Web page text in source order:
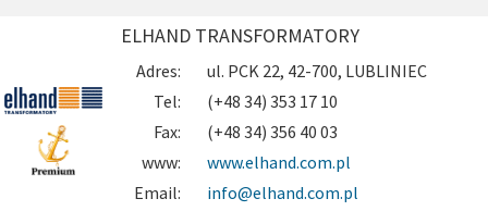
ELHAND TRANSFORMATORY
Adres:
ul. PCK 22, 42-700, LUBLINIEC
Tel:
(+48 34) 353 17 10
Fax:
(+48 34) 356 40 03
www:
www.elhand.com.pl
Email:
info@elhand.com.pl